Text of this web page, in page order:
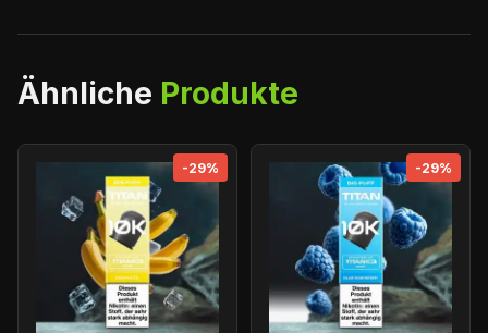
Ähnliche Produkte
-29% -29%